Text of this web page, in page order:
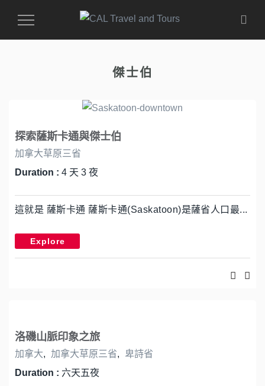
Toggle
傑士伯
探索薩斯卡通與傑士伯
加拿大草原三省
Duration : 4 天 3 夜
這就是 薩斯卡通 薩斯卡通(Saskatoon)是薩省人口最...
Explore
洛磯山脈印象之旅
加拿大, 加拿大草原三省,
卑詩省
Duration : 六天五夜